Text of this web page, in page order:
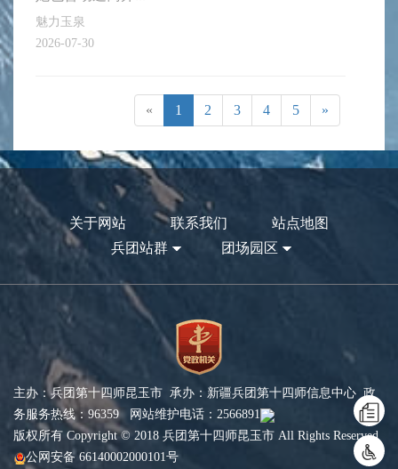
魅力玉泉
2026-07-30
« 1 2 3 4 5 »
关于网站 联系我们
站点地图
兵团站群
团场园区
主办：兵团第十四师昆玉市 承办：新疆兵团第十四师信息中心 政
务服务热线：96359 网站维护电话：2566891
版权所有 Copyright © 2018 兵团第十四师昆玉市 All Rights Reserved
公网安备 66140002000101号